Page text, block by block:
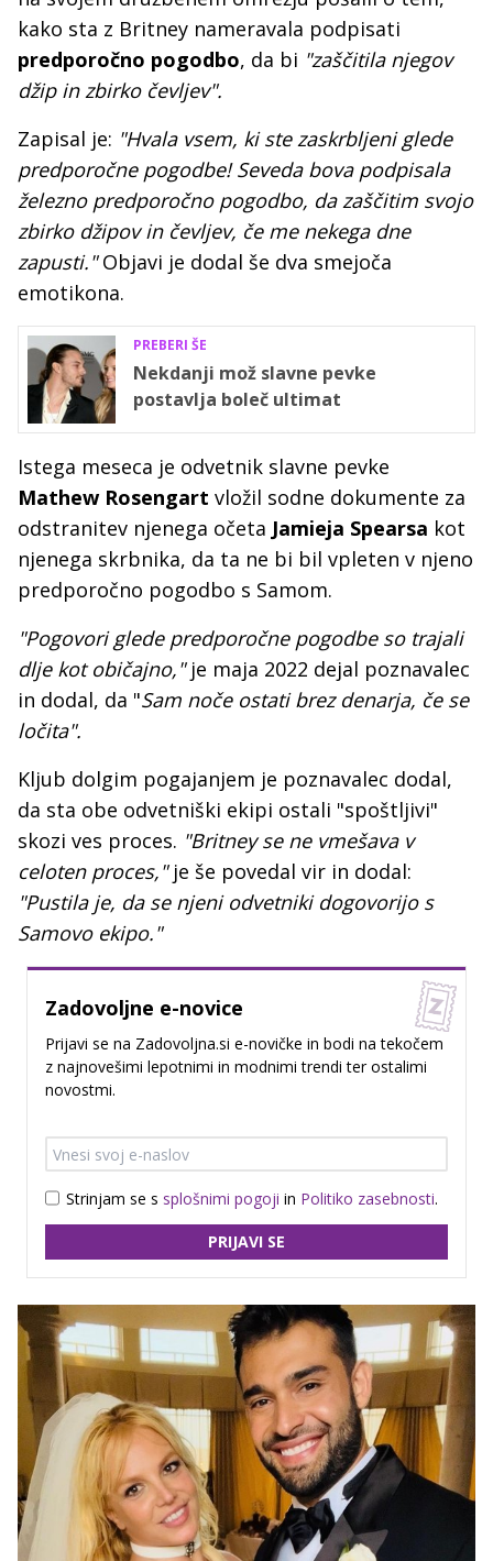
kako sta z Britney nameravala podpisati
predporočno pogodbo, da bi "zaščitila njegov
džip in zbirko čevljev".
Zapisal je: "Hvala vsem, ki ste zaskrbljeni glede
predporočne pogodbe! Seveda bova podpisala
železno predporočno pogodbo, da zaščitim svojo
zbirko džipov in čevljev, če me nekega dne
zapusti."Objavi je dodal še dva smejoča
emotikona.
PREBERI ŠE
Nekdanji mož slavne pevke
postavlja boleč ultimat
Istega meseca je odvetnik slavne pevke
Mathew Rosengart vložil sodne dokumente za
odstranitev njenega očeta Jamieja Spearsa kot
njenega skrbnika, da ta ne bi bil vpleten v njeno
predporočno pogodbo s Samom.
"Pogovori glede predporočne pogodbe so trajali
dlje kot običajno,"je maja 2022 dejal poznavalec
in dodal, da "Sam noče ostati brez denarja, če se
ločita".
Kljub dolgim pogajanjem je poznavalec dodal,
da sta obe odvetniški ekipi ostali "spoštljivi"
skozi ves proces. "Britney se ne vmešava v
celoten proces,"je še povedal vir in dodal:
"Pustila je, da se njeni odvetniki dogovorijo s
Samovo ekipo."
Zadovoljne e-novice
Prijavi se na Zadovoljna.si e-novičke in bodi na tekočem
z najnovešimi lepotnimi in modnimi trendi ter ostalimi
novostmi.
Strinjam se s splošnimi pogoji in Politiko zasebnosti.
PRIJAVI SE